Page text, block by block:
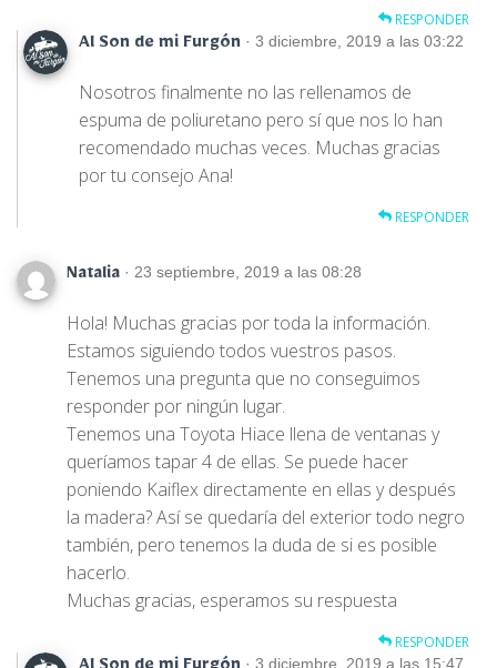
RESPONDER
Al Son de mi Furgón · 3 diciembre, 2019 a las 03:22
Nosotros finalmente no las rellenamos de
espuma de poliuretano pero sí que nos lo han
recomendado muchas veces. Muchas gracias
por tu consejo Ana!
RESPONDER
Natalia · 23 septiembre, 2019 a las 08:28
Hola! Muchas gracias por toda la información.
Estamos siguiendo todos vuestros pasos.
Tenemos una pregunta que no conseguimos
responder por ningún lugar.
Tenemos una Toyota Hiace llena de ventanas y
queríamos tapar 4 de ellas. Se puede hacer
poniendo Kaiflex directamente en ellas y después
la madera? Así se quedaría del exterior todo negro
también, pero tenemos la duda de si es posible
hacerlo.
Muchas gracias, esperamos su respuesta
RESPONDER
· 3 diciembre, 2019 a las 15:47